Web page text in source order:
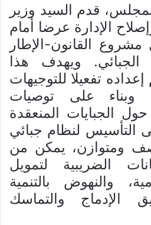
قدم السيد وزير
الإدارة عرضا أمام
القانون-الإطار
الجبائي. ويهدف هذا
تفعيلا للتوجيهات
وبناء على توصيات
حول الجبايات المنعقدة
2019، إلى التأسيس لنظام جبائي
ومتوازن، يمكن من
الضريبية لتمويل
والنهوض بالتنمية
الإدماج والتماسك